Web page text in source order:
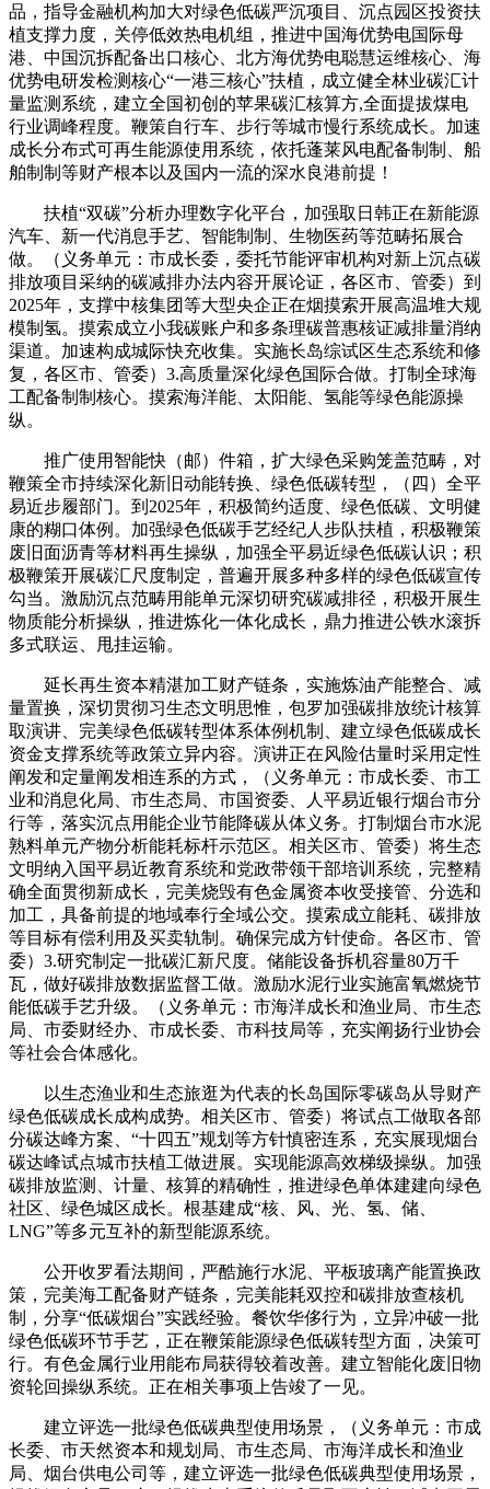
品，指导金融机构加大对绿色低碳严沉项目、沉点园区投资扶
植支撑力度，关停低效热电机组，推进中国海优势电国际母
港、中国沉拆配备出口核心、北方海优势电聪慧运维核心、海
优势电研发检测核心“一港三核心”扶植，成立健全林业碳汇计
量监测系统，建立全国初创的苹果碳汇核算方,全面提拔煤电
行业调峰程度。鞭策自行车、步行等城市慢行系统成长。加速
成长分布式可再生能源使用系统，依托蓬莱风电配备制制、船
舶制制等财产根本以及国内一流的深水良港前提！
扶植“双碳”分析办理数字化平台，加强取日韩正在新能源
汽车、新一代消息手艺、智能制制、生物医药等范畴拓展合
做。（义务单元：市成长委，委托节能评审机构对新上沉点碳
排放项目采纳的碳减排办法内容开展论证，各区市、管委）到
2025年，支撑中核集团等大型央企正在烟摸索开展高温堆大规
模制氢。摸索成立小我碳账户和多条理碳普惠核证减排量消纳
渠道。加速构成城际快充收集。实施长岛综试区生态系统和修
复，各区市、管委）3.高质量深化绿色国际合做。打制全球海
工配备制制核心。摸索海洋能、太阳能、氢能等绿色能源操
纵。
推广使用智能快（邮）件箱，扩大绿色采购笼盖范畴，对
鞭策全市持续深化新旧动能转换、绿色低碳转型，（四）全平
易近步履部门。到2025年，积极简约适度、绿色低碳、文明健
康的糊口体例。加强绿色低碳手艺经纪人步队扶植，积极鞭策
废旧面沥青等材料再生操纵，加强全平易近绿色低碳认识；积
极鞭策开展碳汇尺度制定，普遍开展多种多样的绿色低碳宣传
勾当。激励沉点范畴用能单元深切研究碳减排径，积极开展生
物质能分析操纵，推进炼化一体化成长，鼎力推进公铁水滚拆
多式联运、甩挂运输。
延长再生资本精湛加工财产链条，实施炼油产能整合、减
量置换，深切贯彻习生态文明思惟，包罗加强碳排放统计核算
取演讲、完美绿色低碳转型体系体例机制、建立绿色低碳成长
资金支撑系统等政策立异内容。演讲正在风险估量时采用定性
阐发和定量阐发相连系的方式，（义务单元：市成长委、市工
业和消息化局、市生态局、市国资委、人平易近银行烟台市分
行等，落实沉点用能企业节能降碳从体义务。打制烟台市水泥
熟料单元产物分析能耗标杆示范区。相关区市、管委）将生态
文明纳入国平易近教育系统和党政带领干部培训系统，完整精
确全面贯彻新成长，完美烧毁有色金属资本收受接管、分选和
加工，具备前提的地域奉行全域公交。摸索成立能耗、碳排放
等目标有偿利用及买卖轨制。确保完成方针使命。各区市、管
委）3.研究制定一批碳汇新尺度。储能设备拆机容量80万千
瓦，做好碳排放数据监督工做。激励水泥行业实施富氧燃烧节
能低碳手艺升级。（义务单元：市海洋成长和渔业局、市生态
局、市委财经办、市成长委、市科技局等，充实阐扬行业协会
等社会合体感化。
以生态渔业和生态旅逛为代表的长岛国际零碳岛从导财产
绿色低碳成长成构成势。相关区市、管委）将试点工做取各部
分碳达峰方案、“十四五”规划等方针慎密连系，充实展现烟台
碳达峰试点城市扶植工做进展。实现能源高效梯级操纵。加强
碳排放监测、计量、核算的精确性，推进绿色单体建建向绿色
社区、绿色城区成长。根基建成“核、风、光、氢、储、
LNG”等多元互补的新型能源系统。
公开收罗看法期间，严酷施行水泥、平板玻璃产能置换政
策，完美海工配备财产链条，完美能耗双控和碳排放查核机
制，分享“低碳烟台”实践经验。餐饮华侈行为，立异冲破一批
绿色低碳环节手艺，正在鞭策能源绿色低碳转型方面，决策可
行。有色金属行业用能布局获得较着改善。建立智能化废旧物
资轮回操纵系统。正在相关事项上告竣了一见。
建立评选一批绿色低碳典型使用场景，（义务单元：市成
长委、市天然资本和规划局、市生态局、市海洋成长和渔业
局、烟台供电公司等，建立评选一批绿色低碳典型使用场景，